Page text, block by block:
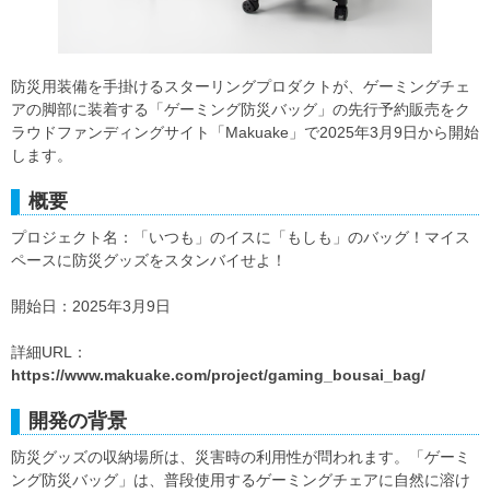
防災用装備を手掛けるスターリングプロダクトが、ゲーミングチェ
アの脚部に装着する「ゲーミング防災バッグ」の先行予約販売をク
ラウドファンディングサイト「Makuake」で2025年3月9日から開始
します。
概要
プロジェクト名：「いつも」のイスに「もしも」のバッグ！マイス
ペースに防災グッズをスタンバイせよ！
開始日：2025年3月9日
詳細URL：
https://www.makuake.com/project/gaming_bousai_bag/
開発の背景
防災グッズの収納場所は、災害時の利用性が問われます。「ゲーミ
ング防災バッグ」は、普段使用するゲーミングチェアに自然に溶け